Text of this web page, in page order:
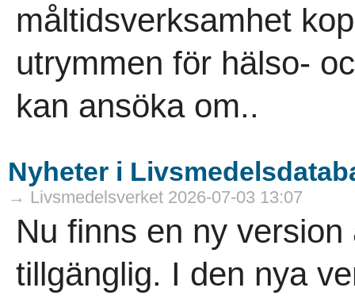
måltidsverksamhet
utrymmen för hälso-
kan ansöka om..
Nyheter i
→ Livsmedelsverket 2026-07-03 13:07
Nu finns en ny
tillgänglig. I den nya